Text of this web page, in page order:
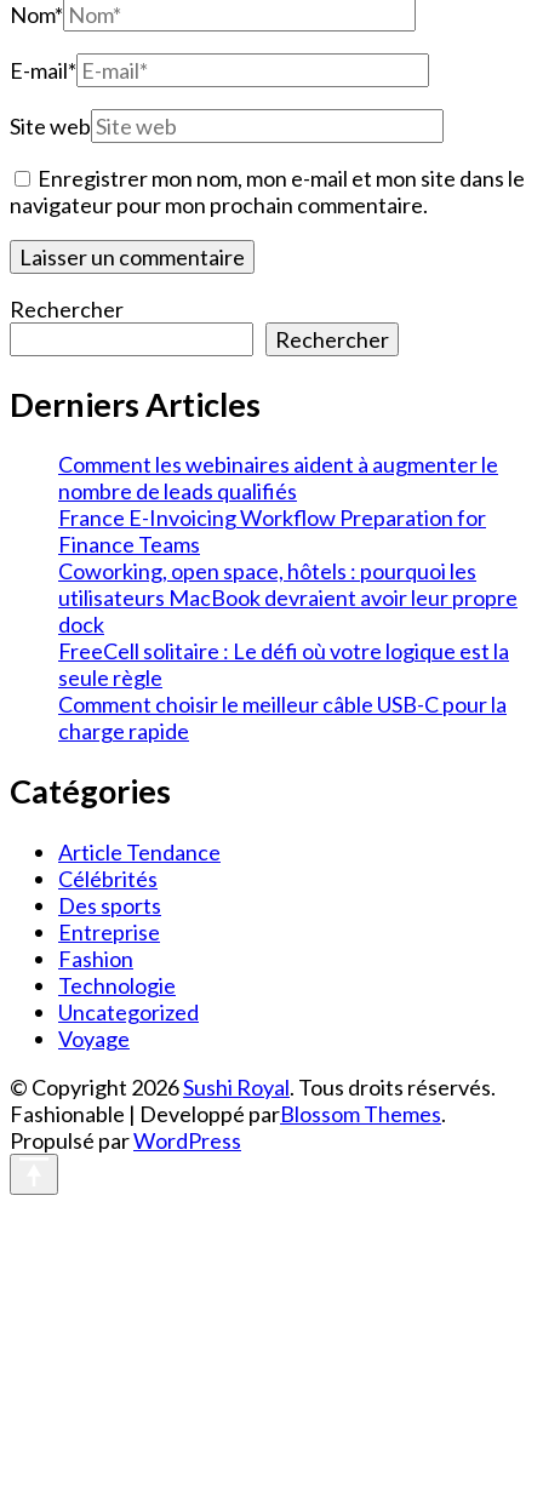
Nom*
E-mail*
Site web
Enregistrer mon nom, mon e-mail et mon site dans le
navigateur pour mon prochain commentaire.
Rechercher
Rechercher
Derniers Articles
Comment les webinaires aident à augmenter le
nombre de leads qualifiés
France E-Invoicing Workflow Preparation for
Finance Teams
Coworking, open space, hôtels : pourquoi les
utilisateurs MacBook devraient avoir leur propre
dock
FreeCell solitaire : Le défi où votre logique est la
seule règle
Comment choisir le meilleur câble USB-C pour la
charge rapide
Catégories
Article Tendance
Célébrités
Des sports
Entreprise
Fashion
Technologie
Uncategorized
Voyage
© Copyright 2026Sushi Royal. Tous droits réservés.
Fashionable | Developpé parBlossom Themes.
Propulsé parWordPress